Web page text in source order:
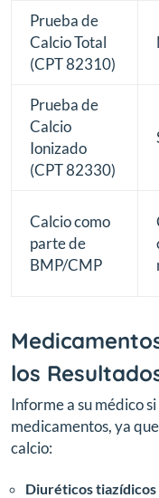
Prueba de
Calcio Total
(CPT 82310)
Prueba de
Calcio
Ionizado
(CPT 82330)
Calcio como
parte de
BMP/CMP
los
Informe a su médico
medicamentos, ya
calcio:
Diuréticos tiazídicos